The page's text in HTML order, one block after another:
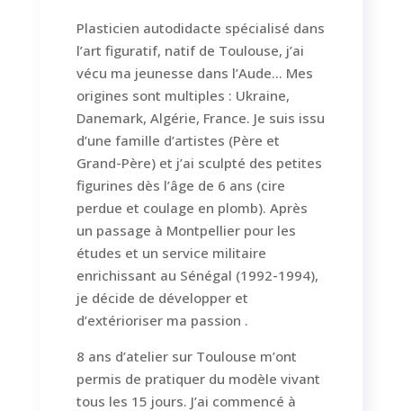
Plasticien autodidacte spécialisé dans
l’art figuratif, natif de Toulouse, j’ai
vécu ma jeunesse dans l’Aude… Mes
origines sont multiples : Ukraine,
Danemark, Algérie, France. Je suis issu
d’une famille d’artistes (Père et
Grand-Père) et j’ai sculpté des petites
figurines dès l’âge de 6 ans (cire
perdue et coulage en plomb). Après
un passage à Montpellier pour les
études et un service militaire
enrichissant au Sénégal (1992-1994),
je décide de développer et
d’extérioriser ma passion .
8 ans d’atelier sur Toulouse m’ont
permis de pratiquer du modèle vivant
tous les 15 jours. J’ai commencé à